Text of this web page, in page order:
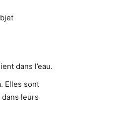
dans l’eau.
Elles sont
leurs